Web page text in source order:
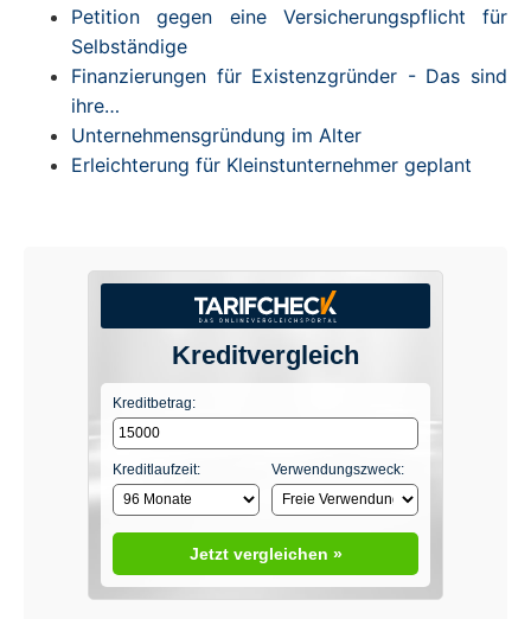
Petition gegen eine Versicherungspflicht für
Selbständige
Finanzierungen für Existenzgründer - Das sind
ihre…
Unternehmensgründung im Alter
Erleichterung für Kleinstunternehmer geplant
Kreditvergleich
Kreditbetrag:
Kreditlaufzeit: Verwendungszweck:
Jetzt vergleichen »